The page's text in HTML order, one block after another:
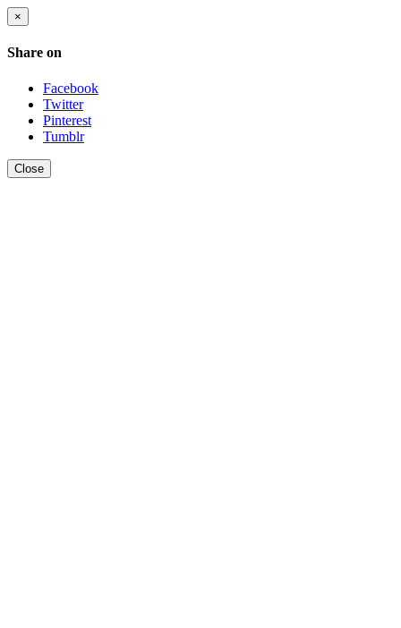
×
Share on
Facebook
Twitter
Pinterest
Tumblr
Close